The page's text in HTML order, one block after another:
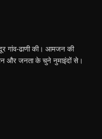
गांव-ढाणी की। आमजन की
और जनता के चुने नुमाइंदों से।